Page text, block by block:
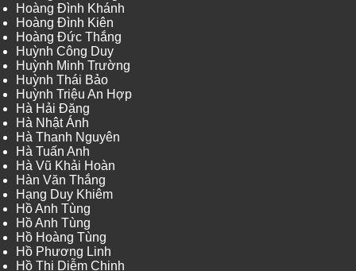
Hoàng Đình Khánh
Hoàng Đình Kiên
Hoàng Đức Thắng
Huỳnh Công Duy
Huỳnh Minh Trường
Huỳnh Thái Bảo
Huỳnh Triệu An Hợp
Hà Hải Đăng
Hà Nhật Ánh
Hà Thanh Nguyên
Hà Tuấn Anh
Hà Vũ Khải Hoàn
Hàn Văn Thắng
Hạng Duy Khiêm
Hồ Anh Tùng
Hồ Anh Tùng
Hồ Hoàng Tùng
Hồ Phương Linh
Hồ Thị Diễm Chinh